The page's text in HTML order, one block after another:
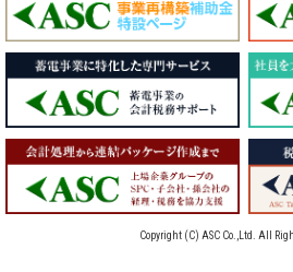
Copyright (C) ASC Co.,Ltd. All